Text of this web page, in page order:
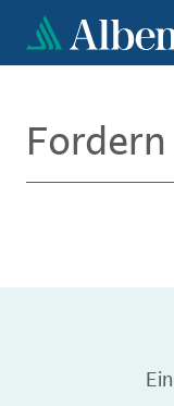
Direkt
zum
Inhalt
Fordern